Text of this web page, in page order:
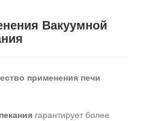
Вакуумной
применения печи
гарантирует более